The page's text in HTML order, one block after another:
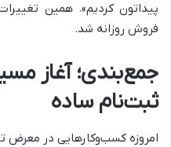
پیداتون کردیم». همین
فروش روزانه شد.
جمع‌بندی؛ آغاز
ثبت‌نام ساده
امروزه کسب‌وکارهایی در معرض